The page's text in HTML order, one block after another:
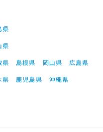
県
県
県 島根県 岡山県
広島県
県 鹿児島県 沖縄県